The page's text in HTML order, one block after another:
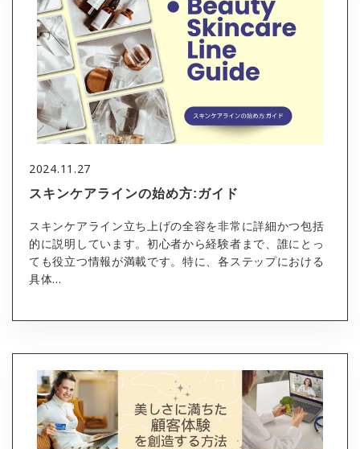
2024.11.27
スキンケアラインの始め方:ガイド
スキンケアライン立ち上げの全容を非常に詳細かつ包括
的に説明しています。初心者から経験者まで、誰にとっ
ても役立つ情報が満載です。特に、各ステップにおける
具体...